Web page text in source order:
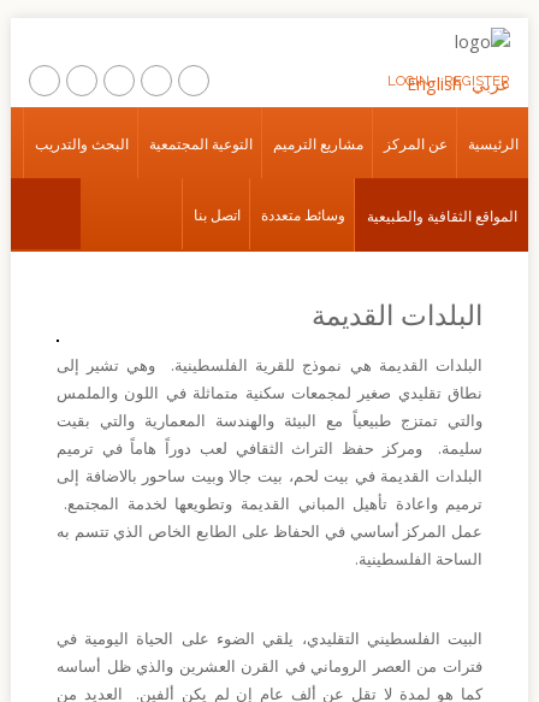
الرئيسية
التوعية
المجتمعية
البحث
والتدريب
الثقافية
والطبيعية
اتصل
REGISTER
LOGIN عربي English
الرئيسية عن المركز مشاريع الترميم التوعية المجتمعية البحث والتدريب
المواقع الثقافية والطبيعية وسائط متعددة اتصل بنا
البلدات القديمة
البلدات القديمة هي نموذج للقرية الفلسطينية. وهي تشير إلى
نطاق تقليدي صغير لمجمعات سكنية متماثلة في اللون والملمس
والتي تمتزج طبيعياً مع البيئة والهندسة المعمارية والتي بقيت
سليمة. ومركز حفظ التراث الثقافي لعب دوراً هاماً في ترميم
البلدات القديمة في بيت لحم، بيت جالا وبيت ساحور بالاضافة إلى
ترميم واعادة تأهيل المباني القديمة وتطويعها لخدمة المجتمع.
عمل المركز أساسي في الحفاظ على الطابع الخاص الذي تتسم به
الساحة الفلسطينية.
البيت الفلسطيني التقليدي، يلقي الضوء على الحياة اليومية في
فترات من العصر الروماني في القرن العشرين والذي ظل أساسه
كما هو لمدة لا تقل عن ألف عام إن لم يكن ألفين. العديد من